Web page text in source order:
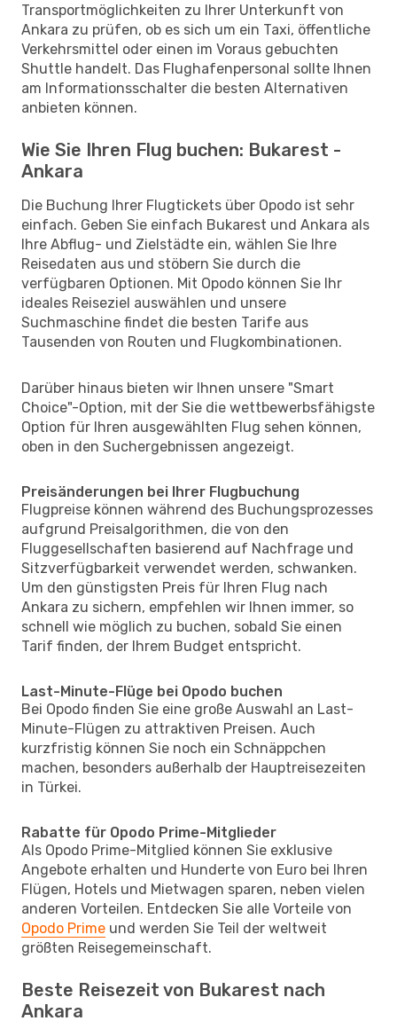
Transportmöglichkeiten zu Ihrer Unterkunft von
Ankara zu prüfen, ob es sich um ein Taxi, öffentliche
Verkehrsmittel oder einen im Voraus gebuchten
Shuttle handelt. Das Flughafenpersonal sollte Ihnen
am Informationsschalter die besten Alternativen
anbieten können.
Wie Sie Ihren Flug buchen: Bukarest -
Ankara
Die Buchung Ihrer Flugtickets über Opodo ist sehr
einfach. Geben Sie einfach Bukarest und Ankara als
Ihre Abflug- und Zielstädte ein, wählen Sie Ihre
Reisedaten aus und stöbern Sie durch die
verfügbaren Optionen. Mit Opodo können Sie Ihr
ideales Reiseziel auswählen und unsere
Suchmaschine findet die besten Tarife aus
Tausenden von Routen und Flugkombinationen.
Darüber hinaus bieten wir Ihnen unsere "Smart
Choice"-Option, mit der Sie die wettbewerbsfähigste
Option für Ihren ausgewählten Flug sehen können,
oben in den Suchergebnissen angezeigt.
Preisänderungen bei Ihrer Flugbuchung
Flugpreise können während des Buchungsprozesses
aufgrund Preisalgorithmen, die von den
Fluggesellschaften basierend auf Nachfrage und
Sitzverfügbarkeit verwendet werden, schwanken.
Um den günstigsten Preis für Ihren Flug nach
Ankara zu sichern, empfehlen wir Ihnen immer, so
schnell wie möglich zu buchen, sobald Sie einen
Tarif finden, der Ihrem Budget entspricht.
Last-Minute-Flüge bei Opodo buchen
Bei Opodo finden Sie eine große Auswahl an Last-
Minute-Flügen zu attraktiven Preisen. Auch
kurzfristig können Sie noch ein Schnäppchen
machen, besonders außerhalb der Hauptreisezeiten
in Türkei.
Rabatte für Opodo Prime-Mitglieder
Als Opodo Prime-Mitglied können Sie exklusive
Angebote erhalten und Hunderte von Euro bei Ihren
Flügen, Hotels und Mietwagen sparen, neben vielen
anderen Vorteilen. Entdecken Sie alle Vorteile von
Opodo Prime und werden Sie Teil der weltweit
größten Reisegemeinschaft.
Beste Reisezeit von Bukarest nach
Ankara